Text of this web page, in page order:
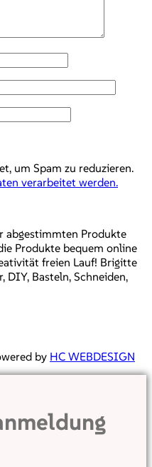
um Spam zu reduzieren.
verarbeitet werden.
abgestimmten Produkte
Produkte bequem online
freien Lauf! Brigitte
DIY, Basteln, Schneiden,
by HC WEBDESIGN